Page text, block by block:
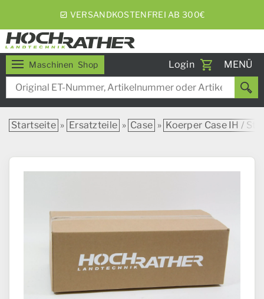
VERSANDKOSTENFREI AB 300€
Maschinen Shop Login
Toggle
MENÜ
Startseite » Ersatzteile » Case » Koerper Case IH /